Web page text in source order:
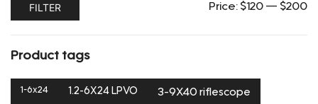
MaxFILTER Price: $120 — $200
Product tags
1-6x24 1.2-6X24 LPVO 3-9X40 riflescope